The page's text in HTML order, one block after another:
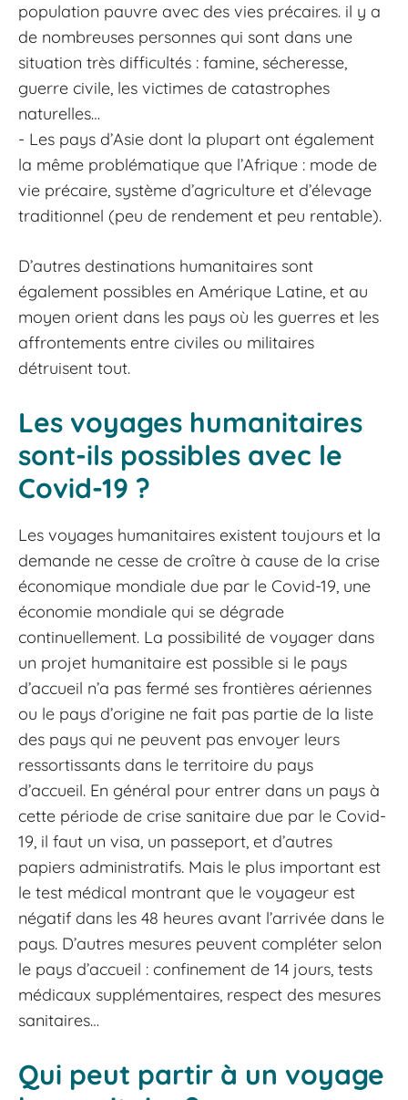
population pauvre avec des vies précaires. il y a
de nombreuses personnes qui sont dans une
situation très difficultés : famine, sécheresse,
guerre civile, les victimes de catastrophes
naturelles…
- Les pays d’Asie dont la plupart ont également
la même problématique que l’Afrique : mode de
vie précaire, système d’agriculture et d’élevage
traditionnel (peu de rendement et peu rentable).
D’autres destinations humanitaires sont
également possibles en Amérique Latine, et au
moyen orient dans les pays où les guerres et les
affrontements entre civiles ou militaires
détruisent tout.
Les voyages humanitaires
sont-ils possibles avec le
Covid-19 ?
Les voyages humanitaires existent toujours et la
demande ne cesse de croître à cause de la crise
économique mondiale due par le Covid-19, une
économie mondiale qui se dégrade
continuellement. La possibilité de voyager dans
un projet humanitaire est possible si le pays
d’accueil n’a pas fermé ses frontières aériennes
ou le pays d’origine ne fait pas partie de la liste
des pays qui ne peuvent pas envoyer leurs
ressortissants dans le territoire du pays
d’accueil. En général pour entrer dans un pays à
cette période de crise sanitaire due par le Covid-
19, il faut un visa, un passeport, et d’autres
papiers administratifs. Mais le plus important est
le test médical montrant que le voyageur est
négatif dans les 48 heures avant l’arrivée dans le
pays. D’autres mesures peuvent compléter selon
le pays d’accueil : confinement de 14 jours, tests
médicaux supplémentaires, respect des mesures
sanitaires…
Qui peut partir à un voyage